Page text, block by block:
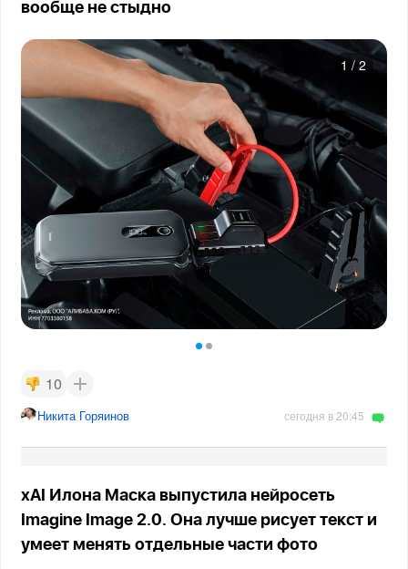
вообще не стыдно
1 / 2
10
Никита Горяинов сегодня в 20:45
xAI Илона Маска выпустила нейросеть
Imagine Image 2.0. Она лучше рисует текст и
умеет менять отдельные части фото